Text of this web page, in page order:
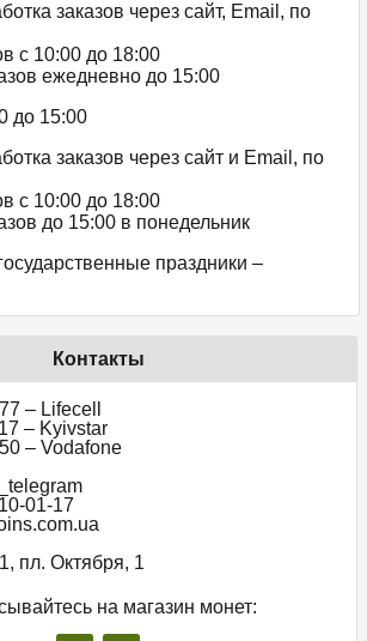
заказов через сайт, Email, по
c 10:00 до 18:00
ежедневно до 15:00
до 15:00
заказов через сайт и Email, по
c 10:00 до 18:00
до 15:00 в понедельник
праздники –
Контакты
– Lifecell
– Kyivstar
– Vodafone
01-17
пл. Октября, 1
на магазин монет: